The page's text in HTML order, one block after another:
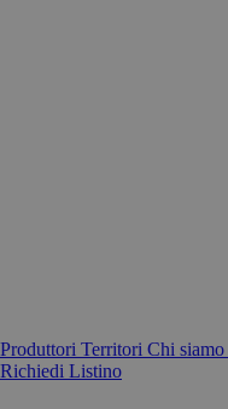
Produttori Territori Chi siamo
Richiedi Listino